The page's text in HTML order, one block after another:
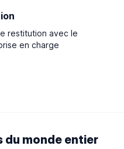
restitution avec le
en charge
du monde entier